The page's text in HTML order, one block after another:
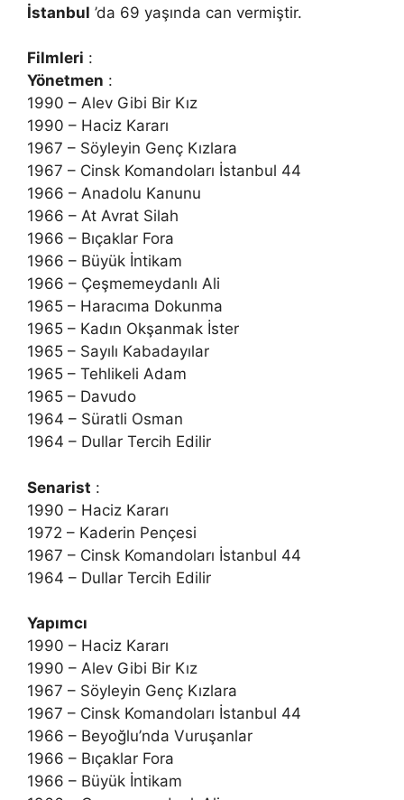
İstanbul ’da 69 yaşında can vermiştir.
Filmleri :
Yönetmen :
1990 – Alev Gibi Bir Kız
1990 – Haciz Kararı
1967 – Söyleyin Genç Kızlara
1967 – Cinsk Komandoları İstanbul 44
1966 – Anadolu Kanunu
1966 – At Avrat Silah
1966 – Bıçaklar Fora
1966 – Büyük İntikam
1966 – Çeşmemeydanlı Ali
1965 – Haracıma Dokunma
1965 – Kadın Okşanmak İster
1965 – Sayılı Kabadayılar
1965 – Tehlikeli Adam
1965 – Davudo
1964 – Süratli Osman
1964 – Dullar Tercih Edilir
Senarist :
1990 – Haciz Kararı
1972 – Kaderin Pençesi
1967 – Cinsk Komandoları İstanbul 44
1964 – Dullar Tercih Edilir
Yapımcı
1990 – Haciz Kararı
1990 – Alev Gibi Bir Kız
1967 – Söyleyin Genç Kızlara
1967 – Cinsk Komandoları İstanbul 44
1966 – Beyoğlu’nda Vuruşanlar
1966 – Bıçaklar Fora
1966 – Büyük İntikam